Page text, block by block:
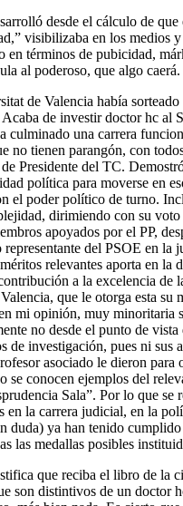
desde el cálculo de que
visibilizaba en los medios
en términos de pubicidad,
al poderoso, que algo caerá.
de Valencia había sorteado
de investir doctor hc al
culminado una carrera
no tienen parangón, con
Presidente del TC.
política para moverse en
el poder político de turno.
dirimiendo con su voto
apoyados por el PP,
del PSOE en la
relevantes aporta en la
a la excelencia de
que le otorga esta su
mi opinión, muy minoritaria
no desde el punto de vista
de investigación, pues ni sus
asociado le dieron para
se conocen ejemplos del
Sala”. Por lo que se
en la carrera judicial, en la
duda) ya han tenido
las medallas posibles
que reciba el libro de la
son distintivos de un doctor